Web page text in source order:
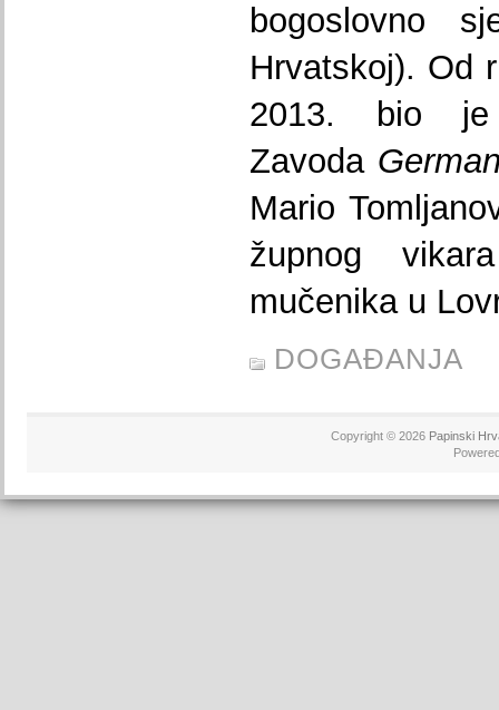
bogoslovno
Hrvatskoj). Od
2013. bio je
Zavoda
Mario
župnog
mučenika u
DOGAĐANJA
Copyright © 2026 Papinski